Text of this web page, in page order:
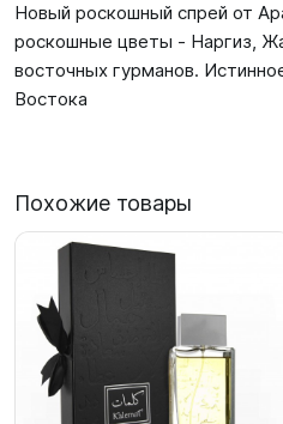
Новый роскошный спрей от
роскошные цветы - Наргиз,
восточных гурманов.
Востока
Похожие товары